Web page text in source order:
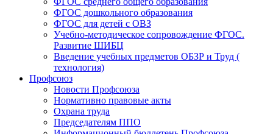
ФГОС дошкольного образования
ФГОС для детей с ОВЗ
Учебно-методическое сопровождение ФГОС.
Развитие ШИБЦ
Введение учебных предметов ОБЗР и Труд (
технология)
Профсоюз
Новости Профсоюза
Нормативно правовые акты
Охрана труда
Председателям ППО